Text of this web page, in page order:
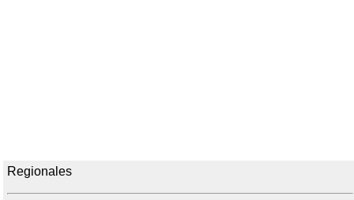
Regionales